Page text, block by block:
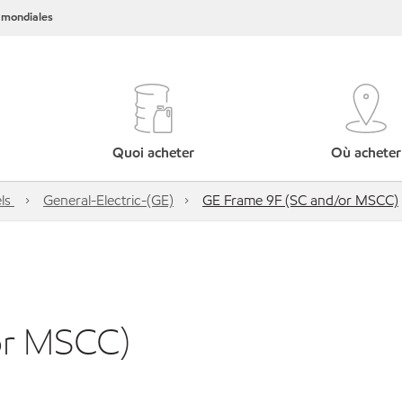
Quoi acheter Où acheter
General-Electric-(GE) GE Frame 9F (SC and/or MSCC)
MSCC)